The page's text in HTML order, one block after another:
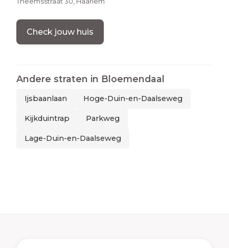
Check jouw huis
Andere straten in Bloemendaal
Ijsbaanlaan Hoge-Duin-en-Daalseweg
Kijkduintrap Parkweg
Lage-Duin-en-Daalseweg